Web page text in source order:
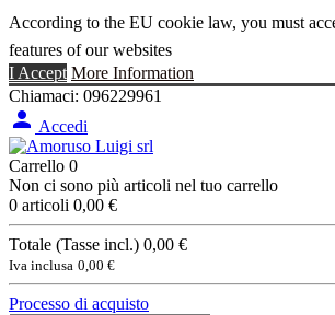
According to the EU cookie law, you must
features of our websites
I Accept More Information
Chiamaci: 096229961
 Accedi
Carrello 0
Non ci sono più articoli nel tuo carrello
0 articoli 0,00 €
Totale (Tasse incl.) 0,00 €
Iva inclusa 0,00 €
Processo di acquisto